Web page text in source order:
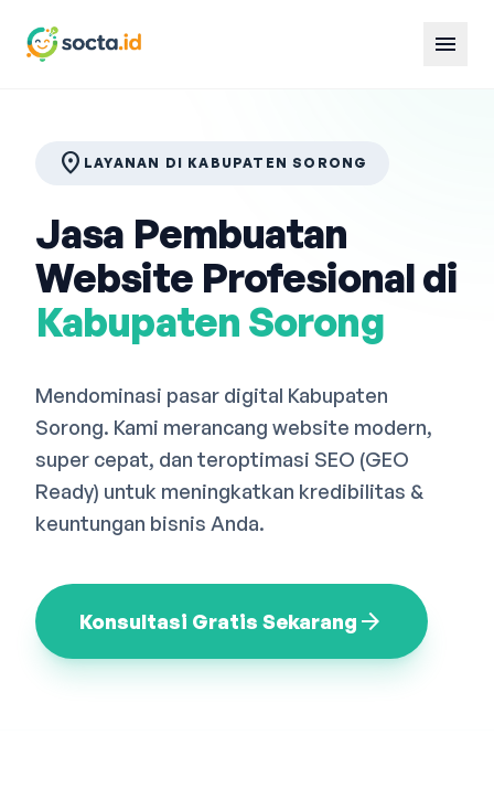
menu
Bahasa Indonesia English
location_on LAYANAN DI KABUPATEN SORONG
Jasa Pembuatan
Website Profesional di
Kabupaten Sorong
Mendominasi pasar digital Kabupaten
Sorong. Kami merancang website modern,
super cepat, dan teroptimasi SEO (GEO
Ready) untuk meningkatkan kredibilitas &
keuntungan bisnis Anda.
Konsultasi Gratis Sekarang arrow_forward